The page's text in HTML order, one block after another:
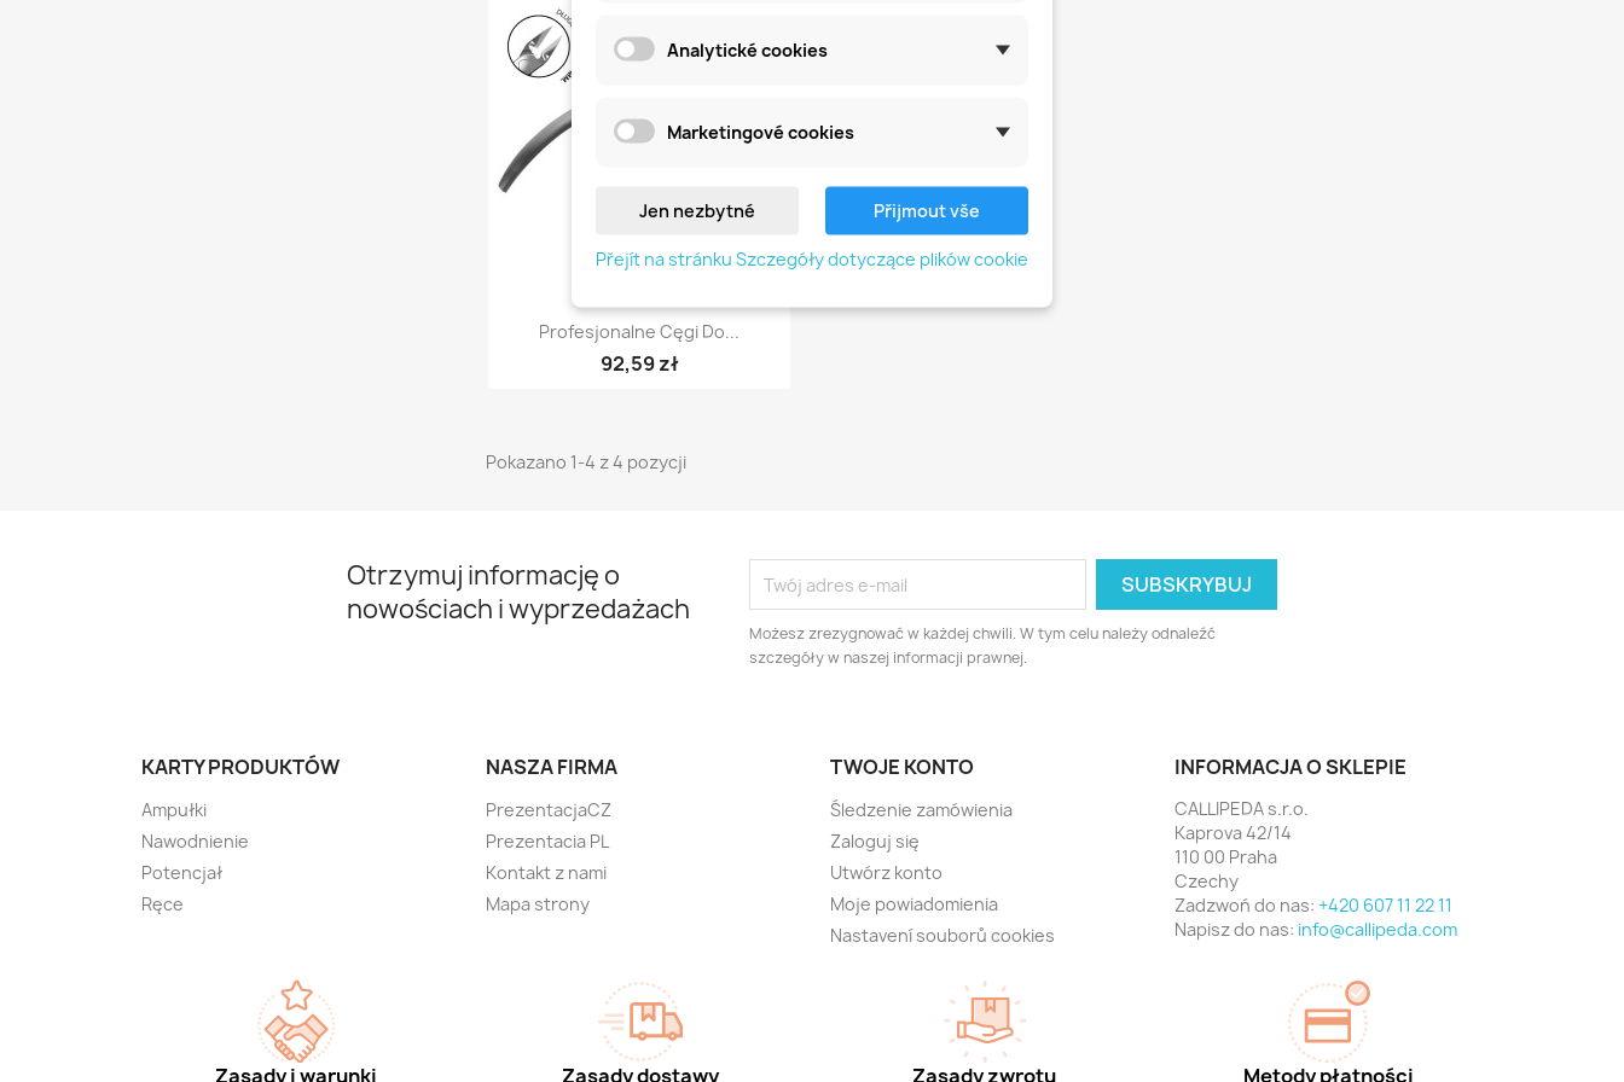
Szybki podgląd
Profesjonalne Cęgi Do...
92,59 zł
favorite_border
Pokazano 1-4 z 4 pozycji
Otrzymuj informację o
nowościach i wyprzedażach
Możesz zrezygnować w każdej chwili. W tym celu należy odnaleźć
szczegóły w naszej informacji prawnej.
KARTY PRODUKTÓW
Ampułki
Nawodnienie
Potencjał
Ręce
NASZA FIRMA
PrezentacjaCZ
Prezentacia PL
Kontakt z nami
Mapa strony
TWOJE KONTO
Śledzenie zamówienia
Zaloguj się
Utwórz konto
Moje powiadomienia
Nastavení souborů cookies
INFORMACJA O SKLEPIE
CALLIPEDA s.r.o.
Kaprova 42/14
110 00 Praha
Czechy
Zadzwoń do nas: +420 607 11 22 11
Napisz do nas: info@callipeda.com
Zasady i warunki Zasady dostawy Zasady zwrotu Metody płatności
Analytické cookies
Marketingové cookies
Jen nezbytné Přijmout vše
Přejít na stránku Szczegóły dotyczące plików cookie